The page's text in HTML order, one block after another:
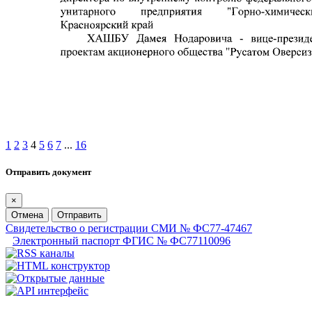
1 2 3 4 5 6 7 ... 16
Отправить документ
×
Отмена
Отправить
Свидетельство о регистрации СМИ № ФС77-47467
Электронный паспорт ФГИС № ФС77110096